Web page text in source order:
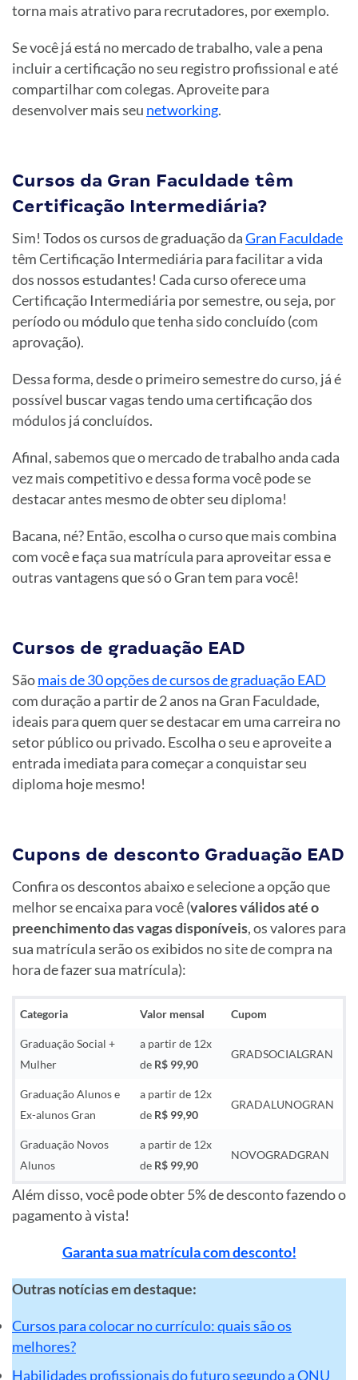
torna mais atrativo para recrutadores, por exemplo.
Se você já está no mercado de trabalho, vale a pena
incluir a certificação no seu registro profissional e até
compartilhar com colegas. Aproveite para
desenvolver mais seu networking.
Cursos da Gran Faculdade têm
Certificação Intermediária?
Sim! Todos os cursos de graduação daGran Faculdade
têm Certificação Intermediária para facilitar a vida
dos nossos estudantes! Cada curso oferece uma
Certificação Intermediária por semestre, ou seja, por
período ou módulo que tenha sido concluído (com
aprovação).
Dessa forma, desde o primeiro semestre do curso, já é
possível buscar vagas tendo uma certificação dos
módulos já concluídos.
Afinal, sabemos que o mercado de trabalho anda cada
vez mais competitivo e dessa forma você pode se
destacar antes mesmo de obter seu diploma!
Bacana, né? Então, escolha o curso que mais combina
com você e faça sua matrícula para aproveitar essa e
outras vantagens que só o Gran tem para você!
Cursos de graduação EAD
Sãomais de 30 opções de cursos de graduação EAD
com duração a partir de 2 anos na Gran Faculdade,
ideais para quem quer se destacar em uma carreira no
setor público ou privado. Escolha o seu e aproveite a
entrada imediata para começar a conquistar seu
diploma hoje mesmo!
Cupons de desconto Graduação EAD
Confira os descontos abaixo e selecione a opção que
melhor se encaixa para você (valores válidos até o
preenchimento das vagasdisponíveis, os valores para
sua matrícula serão os exibidos no site de compra na
hora de fazer sua matrícula):
Categoria Valor mensal Cupom
Graduação Social +
Mulher
a partir de 12x
de R$ 99,90
GRADSOCIALGRAN
Graduação Alunos e
Ex-alunos Gran
a partir de 12x
de R$ 99,90
GRADALUNOGRAN
Graduação Novos
Alunos
a partir de 12x
de R$ 99,90
NOVOGRADGRAN
Além disso, você pode obter 5% de desconto fazendo o
pagamento à vista!
Garanta sua matrícula com desconto!
Outras notícias em destaque:
Cursos para colocar no currículo: quais são os
melhores?
Habilidades profissionais do futuro segundo a ONU